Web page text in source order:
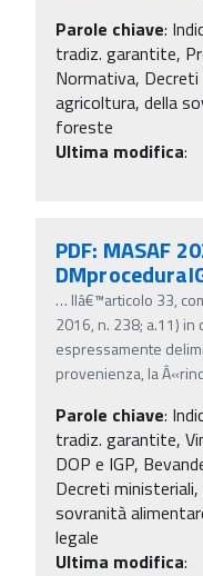
Parole chiave:
tradiz. garantite,
Normativa,
agricoltura, della
foreste
Ultima modifica:
PDF: MASAF
… llâ€™articolo 33,
2016, n. 238; a.11) in
espressamente
provenienza, la
Parole chiave:
tradiz. garantite,
DOP e IGP,
Decreti
sovranità
legale
Ultima modifica: